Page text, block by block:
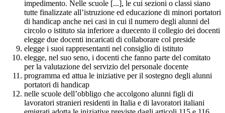
impedimento. Nelle scuole [...], le cui sezioni o classi siano
tutte finalizzate all’istruzione ed educazione di minori portatori
di handicap anche nei casi in cui il numero degli alunni del
circolo o istituto sia inferiore a duecento il collegio dei docenti
elegge due docenti incaricati di collaborare col preside
elegge i suoi rappresentanti nel consiglio di istituto
elegge, nel suo seno, i docenti che fanno parte del comitato
per la valutazione del servizio del personale docente
programma ed attua le iniziative per il sostegno degli alunni
portatori di handicap
nelle scuole dell’obbligo che accolgono alunni figli di
lavoratori stranieri residenti in Italia e di lavoratori italiani